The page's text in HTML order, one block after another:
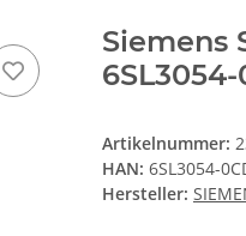
Siemens
Artikelnummer:
HAN: 6SL3054-
Hersteller: